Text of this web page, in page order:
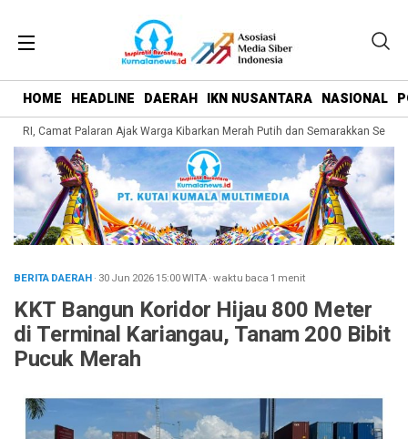
HOME HEADLINE DAERAH IKN NUSANTARA NASIONAL
RI, Camat Palaran Ajak Warga Kibarkan Merah Putih dan Semarakkan
BERITA DAERAH· 30 Jun 202615:00WITA·waktu baca 1 menit
KKT Bangun Koridor Hijau 800 Meter
di Terminal Kariangau, Tanam 200 Bibit
Pucuk Merah